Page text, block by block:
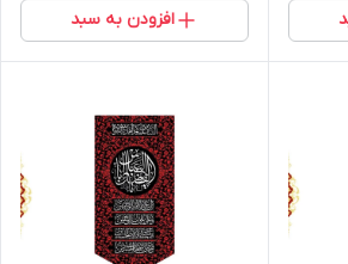
افزودن به سبد